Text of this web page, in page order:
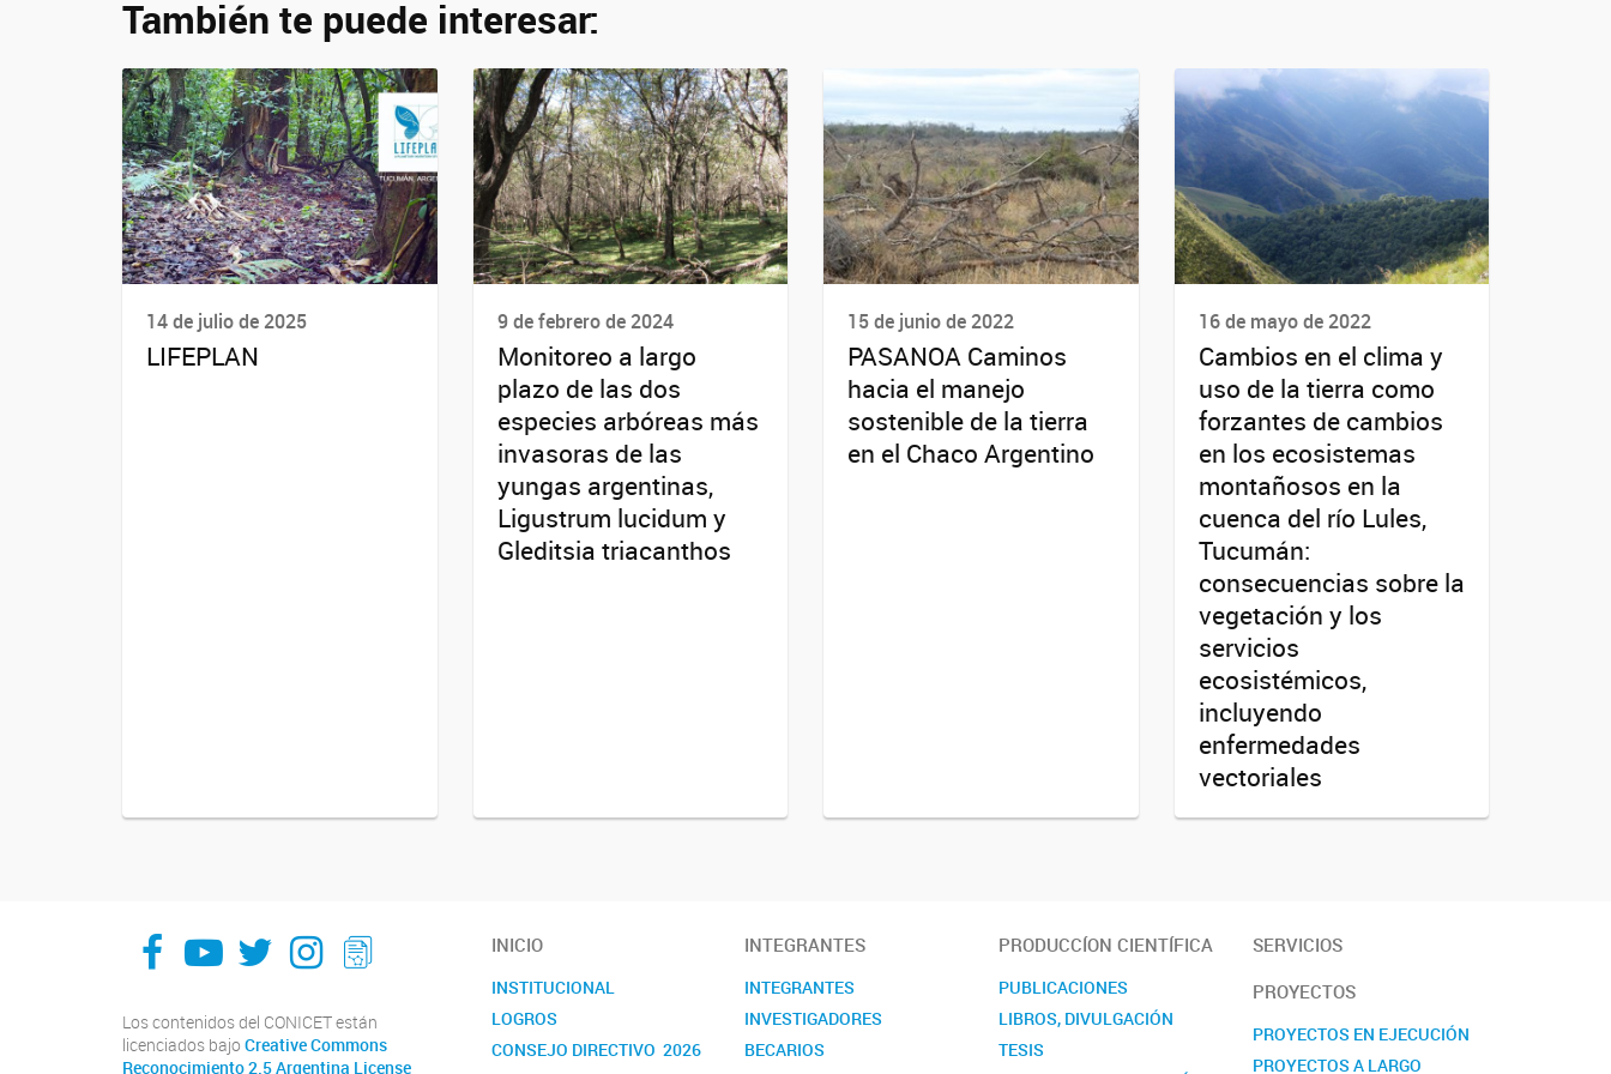
También te puede interesar:
14 de julio de 2025
LIFEPLAN
9 de febrero de 2024
Monitoreo a largo
plazo de las dos
especies arbóreas más
invasoras de las
yungas argentinas,
Ligustrum lucidum y
Gleditsia triacanthos
15 de junio de 2022
PASANOA Caminos
hacia el manejo
sostenible de la tierra
en el Chaco Argentino
16 de mayo de 2022
Cambios en el clima y
uso de la tierra como
forzantes de cambios
en los ecosistemas
montañosos en la
cuenca del río Lules,
Tucumán:
consecuencias sobre la
vegetación y los
servicios
ecosistémicos,
incluyendo
enfermedades
vectoriales
facebook
youtube
Twitter
Instagram
LeChasquier Boletin Digital 70
Los contenidos del CONICET están
licenciados bajo Creative Commons
Reconocimiento 2.5 Argentina License
INICIO
INSTITUCIONAL
LOGROS
CONSEJO DIRECTIVO 2026
INTEGRANTES
INTEGRANTES
INVESTIGADORES
BECARIOS
PRODUCCÍON CIENTÍFICA
PUBLICACIONES
LIBROS, DIVULGACIÓN
TESIS
SERVICIOS
PROYECTOS
PROYECTOS EN EJECUCIÓN
PROYECTOS A LARGO